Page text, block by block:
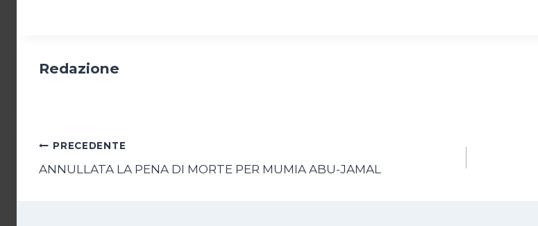
Redazione
Navigazione
articoli
PRECEDENTE
ANNULLATA LA PENA DI MORTE PER MUMIA ABU-JAMAL